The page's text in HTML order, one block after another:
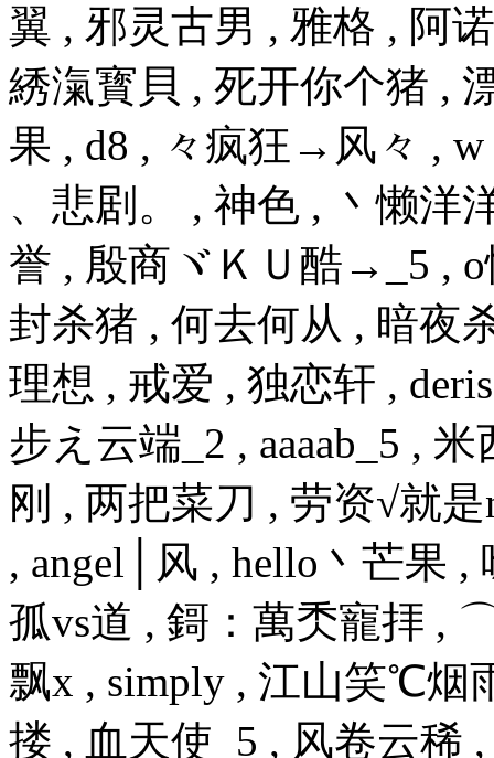
翼 , 邪灵古男 , 雅格 , 阿
綉滊寳貝 , 死开你个猪 ,
果 , d8 , 々疯狂→风々 ,
、悲剧。 , 神色 , 丶懒洋
誉 , 殷商ヾＫＵ酷→_5 , o
封杀猪 , 何去何从 , 暗夜
理想 , 戒爱 , 独恋轩 ,
步え云端_2 , aaaab_5 ,
刚 , 两把菜刀 , 劳资√就
, angel│风 , hello丶芒果 ,
孤vs道 , 鎶：萬秂寵拝 ,
飘x , simply , 江山笑℃烟
搂 , 血天使_5 , 风卷云稀